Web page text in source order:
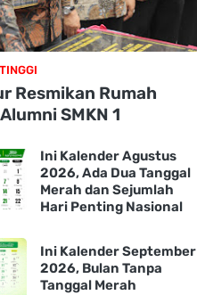
Resmikan Rumah
SMKN 1
Ini Kalender Agustus
2026, Ada Dua Tanggal
Merah dan Sejumlah
Hari Penting Nasional
Ini Kalender September
2026, Bulan Tanpa
Tanggal Merah